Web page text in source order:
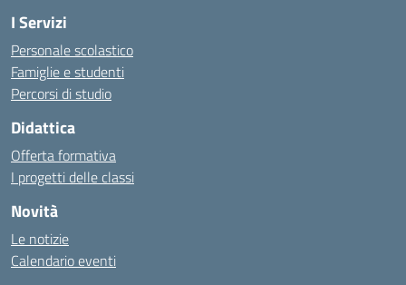
I Servizi
Personale scolastico
Famiglie e studenti
Percorsi di studio
Didattica
Offerta formativa
I progetti delle classi
Novità
Le notizie
Calendario eventi